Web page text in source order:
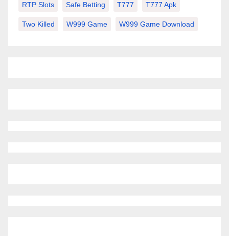
RTP Slots Safe Betting T777 T777 Apk
Two Killed W999 Game W999 Game Download